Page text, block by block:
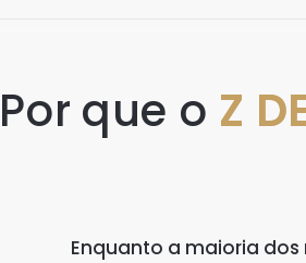
Por que o Z
Enquanto a maioria